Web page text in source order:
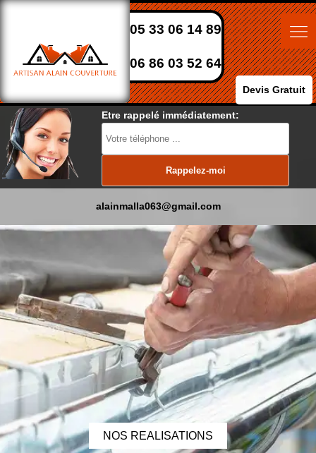
05 33 06 14 89
06 86 03 52 64
Devis Gratuit
Etre rappelé immédiatement:
alainmalla063@gmail.com
NOS REALISATIONS